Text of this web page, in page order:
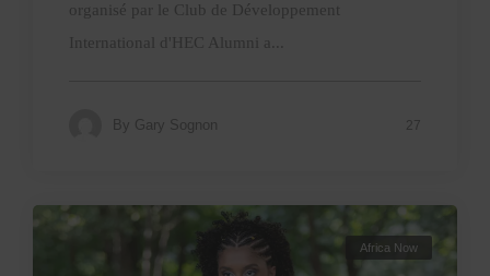
organisé par le Club de Développement
International d'HEC Alumni a...
By Gary Sognon 27
Africa Now